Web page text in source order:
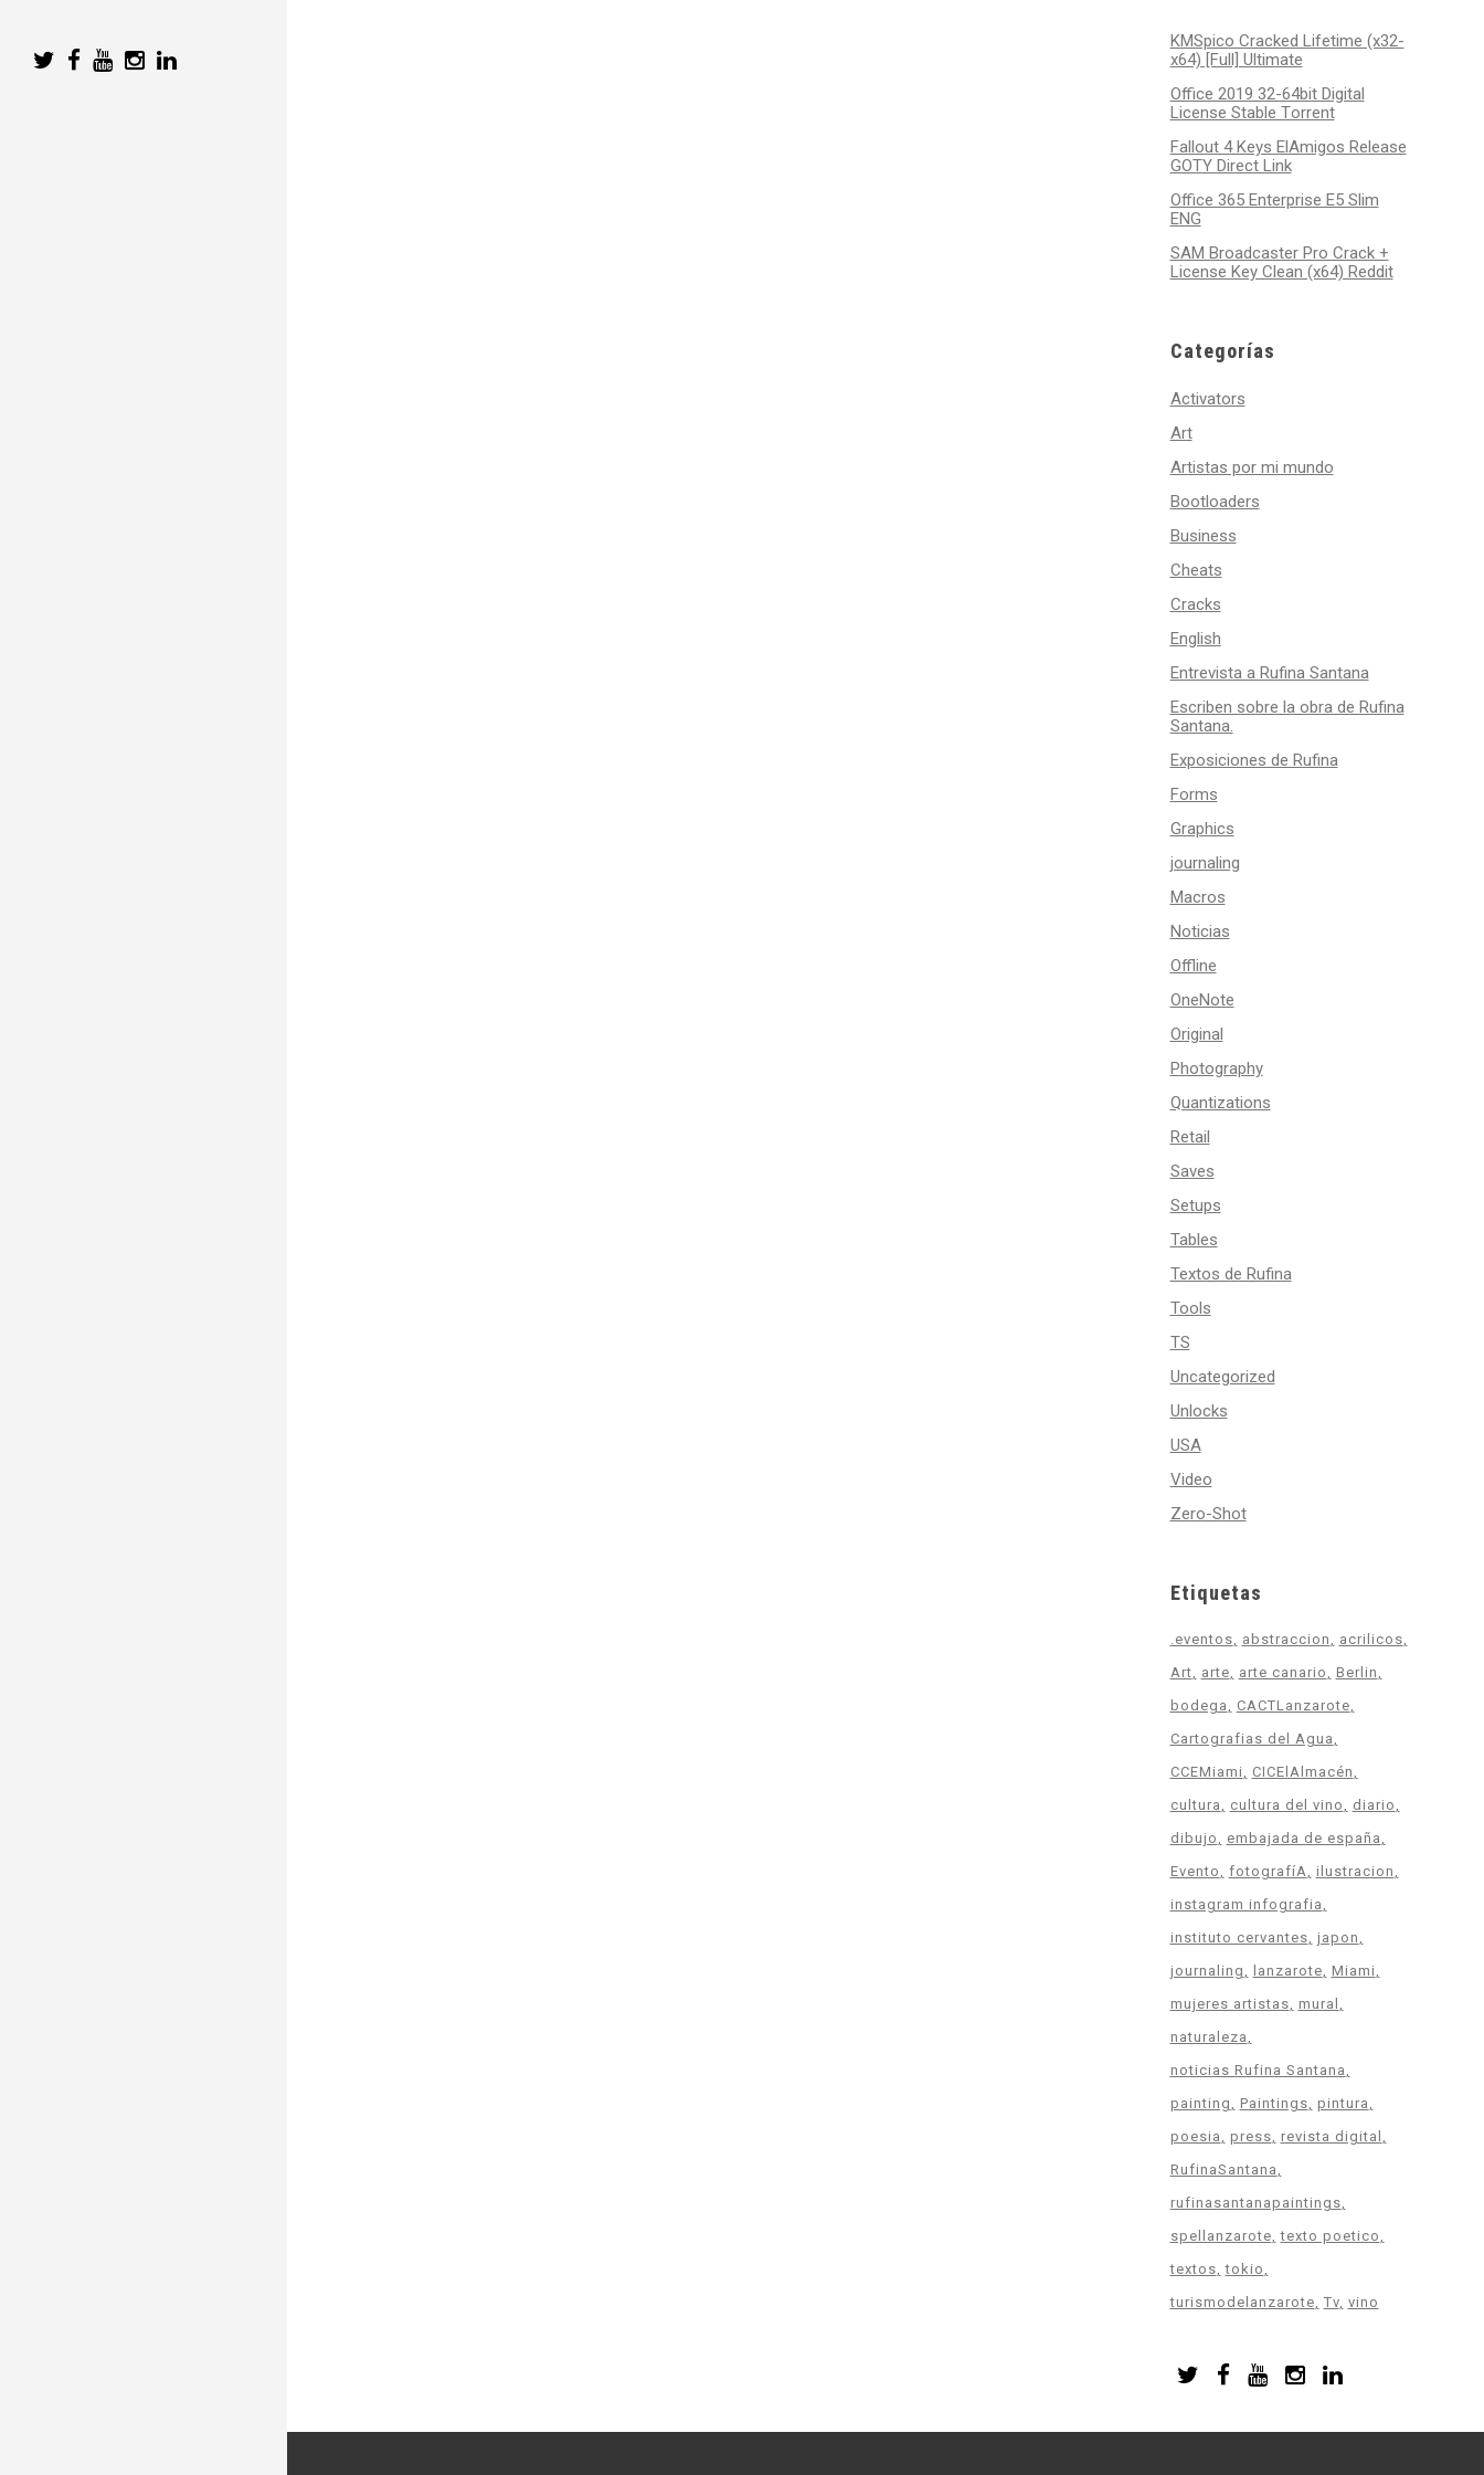
KMSpico Cracked Lifetime (x32-
x64) [Full] Ultimate
Office 2019 32-64bit Digital
License Stable Tоrrеnt
Fallout 4 Keys ElAmigos Release
GOTY Direct Link
Office 365 Enterprise E5 Slim
ENG
SAM Broadcaster Pro Crack +
License Key Clean (x64) Reddit
Categorías
Activators
Art
Artistas por mi mundo
Bootloaders
Business
Cheats
Cracks
English
Entrevista a Rufina Santana
Escriben sobre la obra de Rufina
Santana.
Exposiciones de Rufina
Forms
Graphics
journaling
Macros
Noticias
Offline
OneNote
Original
Photography
Quantizations
Retail
Saves
Setups
Tables
Textos de Rufina
Tools
TS
Uncategorized
Unlocks
USA
Video
Zero-Shot
Etiquetas
.eventos abstraccion
acrilicos
Art
arte arte canario
Berlin
bodega
CACTLanzarote
Cartografias del Agua
CCEMiami
CICElAlmacén
cultura
cultura del vino
diario
dibujo
embajada de españa
Evento
fotografíA ilustracion
instagram infografia
instituto cervantes japon
journaling
lanzarote Miami
mujeres artistas mural
naturaleza
noticias Rufina Santana
painting
Paintings pintura
poesia
press revista digital
RufinaSantana
rufinasantanapaintings
spellanzarote texto poetico
textos tokio
turismodelanzarote Tv vino